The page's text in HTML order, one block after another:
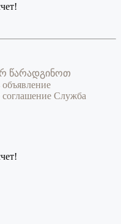
წარადგინოთ
объявление
соглашение Служба